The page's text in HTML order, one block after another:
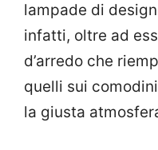
lampade di
infatti, oltre ad
d’arredo che
quelli sui
la giusta